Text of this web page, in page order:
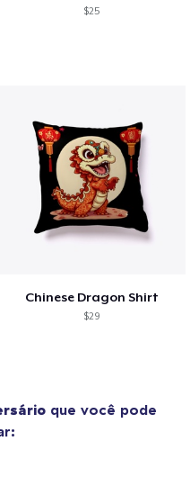
$25
Chinese Dragon Shirt
$29
que você pode